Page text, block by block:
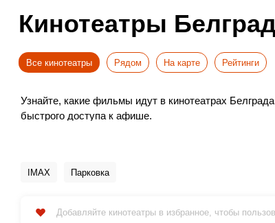
Кинотеатры
Все кинотеатры Рядом На карте Рейтинги
Узнайте, какие фильмы идут в кинотеатрах
быстрого доступа к афише.
IMAX Парковка
Добавляйте кинотеатры в избранное, чтобы